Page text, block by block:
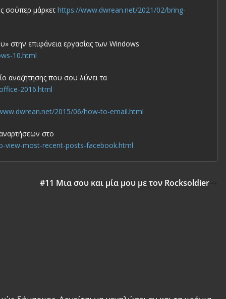
σούπερ μάρκετ https://www.dwrean.net/2021/02/bring-
στην επιφάνεια εργασίας των Windows
10.html
αναζήτησης που σου λύνει τα
2016.html
2015/06/how-to-email.html
στο
view-most-recent-posts-facebook.html
#11 Μια σου και μία μου με τον Rocksoldier